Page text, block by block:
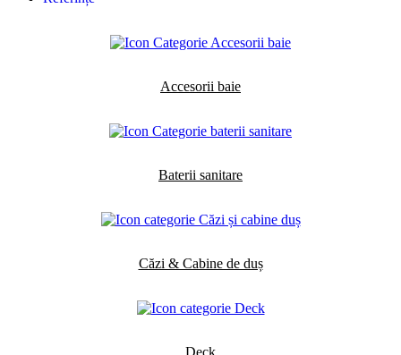
Accesorii baie
Baterii sanitare
Căzi & Cabine de duș
Deck